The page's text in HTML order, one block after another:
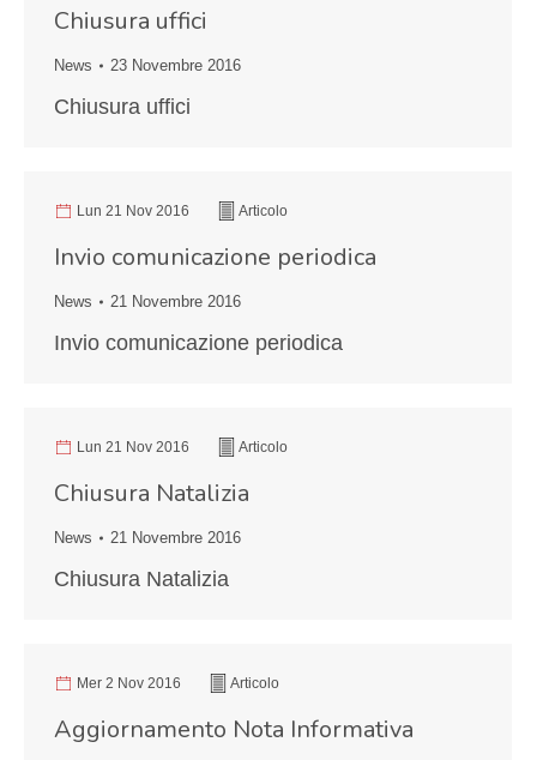
Chiusura uffici
News 23 Novembre 2016
Chiusura uffici
Lun 21 Nov 2016 Articolo
Invio comunicazione periodica
News 21 Novembre 2016
Invio comunicazione periodica
Lun 21 Nov 2016 Articolo
Chiusura Natalizia
News 21 Novembre 2016
Chiusura Natalizia
Mer 2 Nov 2016 Articolo
Aggiornamento Nota Informativa